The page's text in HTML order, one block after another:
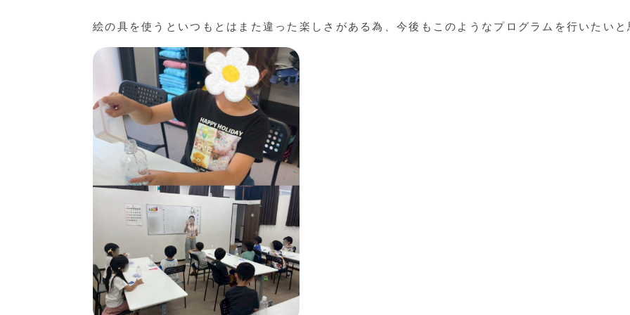
絵の具を使うといつもとはまた違った楽しさがある為、今後もこのようなプログラムを行いたいと